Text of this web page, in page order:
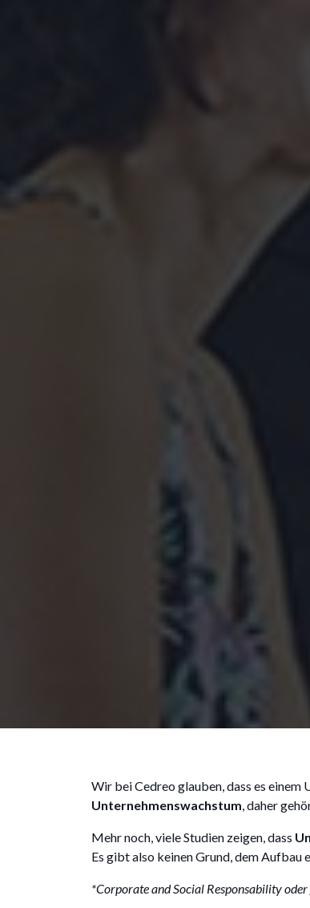
Wir bei Cedreo glauben, dass es einem
Unternehmenswachstum, daher
Mehr noch, viele Studien zeigen, dass
Es gibt also keinen Grund, dem Aufbau
*Corporate and Social Responsability